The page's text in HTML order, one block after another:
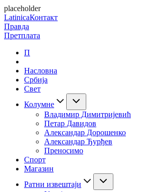
placeholder
LatinicaКонтакт
Правда
Претплата
П
Насловна
Србија
Свет
Колумне
Владимир Димитријевић
Петар Давидов
Александар Дорошенко
Александар Ђурђев
Преносимо
Спорт
Магазин
Ратни извештаји